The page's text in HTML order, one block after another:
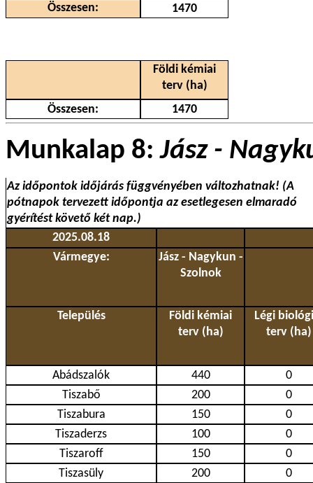
Összesen:
1470
Földi kémiai
terv (ha)
Összesen:
1470
Munkalap 8:Jász -
Az időpontok időjárás függvényében változhatnak! (A
pótnapok tervezett időpontja az esetlegesen elmaradó
gyérítést követő két nap.)
2025.08.18
Vármegye:
Jász - Nagykun -
Szolnok
Település
Földi kémiai
terv (ha)
Légi
terv (ha)
Abádszalók 440
0
Tiszabő
200
0
Tiszabura
150
0
Tiszaderzs
100
0
Tiszaroff
150
0
Tiszasüly
200
0